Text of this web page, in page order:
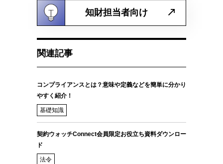
知財担当者向け
関連記事
コンプライアンスとは？意味や定義などを簡単に分かり
やすく紹介！
基礎知識
契約ウォッチConnect会員限定お役立ち資料ダウンロー
ド
法令